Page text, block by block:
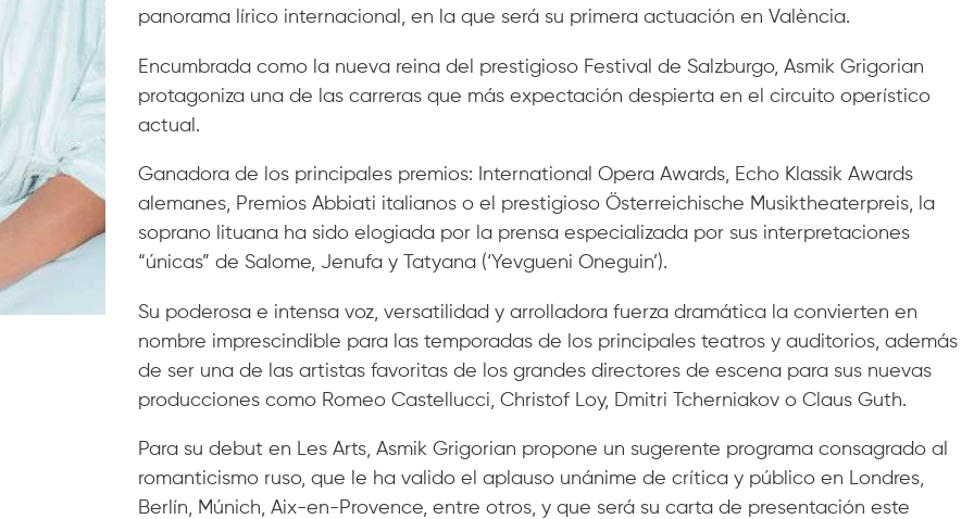
panorama lírico internacional, en la que será su primera actuación en València.
Encumbrada como la nueva reina del prestigioso Festival de Salzburgo, Asmik Grigorian
protagoniza una de las carreras que más expectación despierta en el circuito operístico
actual.
Ganadora de los principales premios: International Opera Awards, Echo Klassik Awards
alemanes, Premios Abbiati italianos o el prestigioso Österreichische Musiktheaterpreis, la
soprano lituana ha sido elogiada por la prensa especializada por sus interpretaciones
“únicas” de Salome, Jenufa y Tatyana (‘Yevgueni Oneguin’).
Su poderosa e intensa voz, versatilidad y arrolladora fuerza dramática la convierten en
nombre imprescindible para las temporadas de los principales teatros y auditorios, además
de ser una de las artistas favoritas de los grandes directores de escena para sus nuevas
producciones como Romeo Castellucci, Christof Loy, Dmitri Tcherniakov o Claus Guth.
Para su debut en Les Arts, Asmik Grigorian propone un sugerente programa consagrado al
romanticismo ruso, que le ha valido el aplauso unánime de crítica y público en Londres,
Berlín, Múnich, Aix-en-Provence, entre otros, y que será su carta de presentación este